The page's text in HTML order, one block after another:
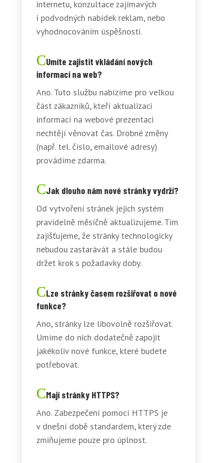
internetu, konzultace zajímavých
i podvodných nabídek reklam, nebo
vyhodnocováním úspěšnosti.
Umíte zajistit vkládání nových
informací na web?
Ano. Tuto službu nabízíme pro velkou
část zákazníků, kteří aktualizaci
informací na webové prezentaci
nechtějí věnovat čas. Drobné změny
(např. tel. číslo, emailové adresy)
provádíme zdarma.
Jak dlouho nám nové stránky vydrží?
Od vytvoření stránek jejich systém
pravidelně měsíčně aktualizujeme. Tím
zajišťujeme, že stránky technologicky
nebudou zastarávát a stále budou
držet krok s požadavky doby.
Lze stránky časem rozšiřovat o nové
funkce?
Ano, stránky lze libovolně rozšiřovat.
Umíme do nich dodatečně zapojit
jakékoliv nové funkce, které budete
potřebovat.
Mají stránky HTTPS?
Ano. Zabezpečení pomocí HTTPS je
v dnešní době standardem, který zde
zmiňujeme pouze pro úplnost.